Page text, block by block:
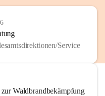
Service
Waldbrandbekämpfung